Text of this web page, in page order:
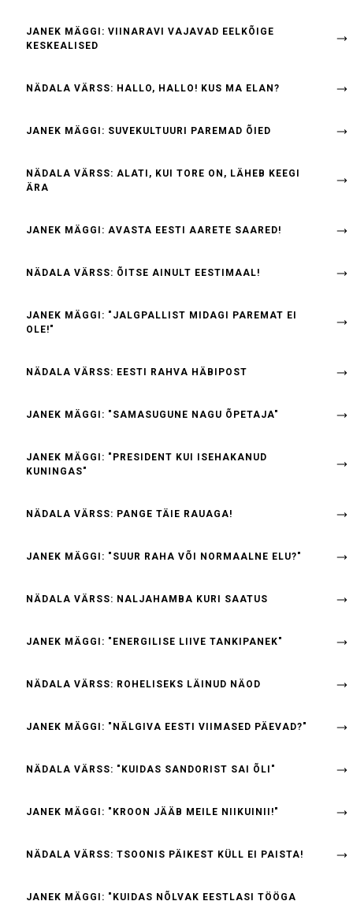
JANEK MÄGGI: VIINARAVI VAJAVAD EELKÕIGE
KESKEALISED
NÄDALA VÄRSS: HALLO, HALLO! KUS MA ELAN?
JANEK MÄGGI: SUVEKULTUURI PAREMAD ÕIED
NÄDALA VÄRSS: ALATI, KUI TORE ON, LÄHEB KEEGI
ÄRA
JANEK MÄGGI: AVASTA EESTI AARETE SAARED!
NÄDALA VÄRSS: ÕITSE AINULT EESTIMAAL!
JANEK MÄGGI: "JALGPALLIST MIDAGI PAREMAT EI
OLE!"
NÄDALA VÄRSS: EESTI RAHVA HÄBIPOST
JANEK MÄGGI: "SAMASUGUNE NAGU ÕPETAJA"
JANEK MÄGGI: "PRESIDENT KUI ISEHAKANUD
KUNINGAS"
NÄDALA VÄRSS: PANGE TÄIE RAUAGA!
JANEK MÄGGI: "SUUR RAHA VÕI NORMAALNE ELU?"
NÄDALA VÄRSS: NALJAHAMBA KURI SAATUS
JANEK MÄGGI: "ENERGILISE LIIVE TANKIPANEK"
NÄDALA VÄRSS: ROHELISEKS LÄINUD NÄOD
JANEK MÄGGI: "NÄLGIVA EESTI VIIMASED PÄEVAD?"
NÄDALA VÄRSS: "KUIDAS SANDORIST SAI ÕLI"
JANEK MÄGGI: "KROON JÄÄB MEILE NIIKUINII!"
NÄDALA VÄRSS: TSOONIS PÄIKEST KÜLL EI PAISTA!
JANEK MÄGGI: "KUIDAS NÕLVAK EESTLASI TÖÖGA